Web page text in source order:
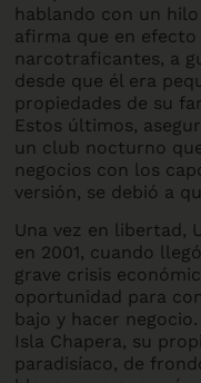
hablando con un
afirma que en
narcotraficantes, a
desde que él era
propiedades de su
Estos últimos,
un club nocturno
negocios con los
versión, se debió a
Una vez en libertad,
en 2001, cuando
grave crisis
oportunidad para
bajo y hacer
Isla Chapera, su
paradisíaco, de